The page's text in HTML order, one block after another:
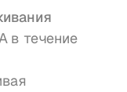
в течение